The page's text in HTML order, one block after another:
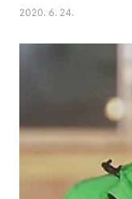
away 얄밉게 떠난 님아 /
/ My youth, my
/ You cruelly left me 더
2020. 6. 24.